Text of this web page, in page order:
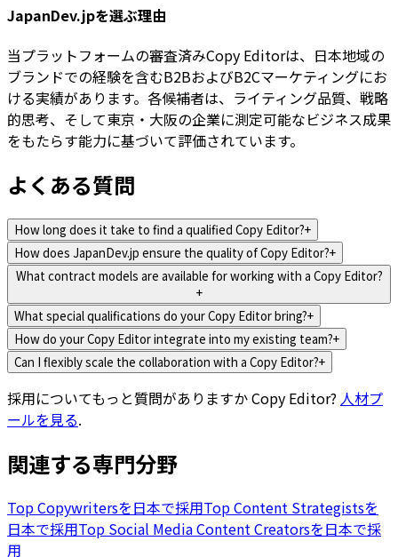
JapanDev.jpを選ぶ理由
当プラットフォームの審査済みCopy Editorは、日本地域の
ブランドでの経験を含むB2BおよびB2Cマーケティングにお
ける実績があります。各候補者は、ライティング品質、戦略
的思考、そして東京・大阪の企業に測定可能なビジネス成果
をもたらす能力に基づいて評価されています。
よくある質問
How long does it take to find a qualified Copy Editor?+
How does JapanDev.jp ensure the quality of Copy Editor?+
What contract models are available for working with a Copy Editor?
+
What special qualifications do your Copy Editor bring?+
How do your Copy Editor integrate into my existing team?+
Can I flexibly scale the collaboration with a Copy Editor?+
採用についてもっと質問がありますかCopy Editor? 人材プ
ールを見る.
関連する専門分野
Top Copywritersを日本で採用Top Content Strategistsを
日本で採用Top Social Media Content Creatorsを日本で採
用